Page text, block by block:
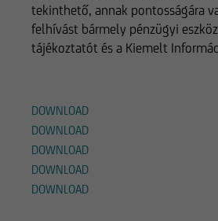
tekinthető, annak pontosságára
felhívást bármely pénzügyi
tájékoztatót és a Kiemelt
DOWNLOAD
DOWNLOAD
DOWNLOAD
DOWNLOAD
DOWNLOAD